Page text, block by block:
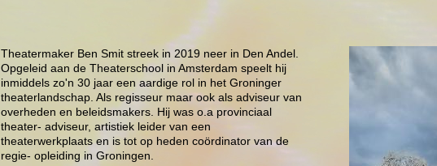
Theatermaker Ben Smit streek in 2019 neer in Den Andel.
Opgeleid aan de Theaterschool in Amsterdam speelt hij
inmiddels zo'n 30 jaar een aardige rol in het Groninger
theaterlandschap. Als regisseur maar ook als adviseur van
overheden en beleidsmakers. Hij was o.a provinciaal
theater- adviseur, artistiek leider van een
theaterwerkplaats en is tot op heden coördinator van de
regie- opleiding in Groningen.